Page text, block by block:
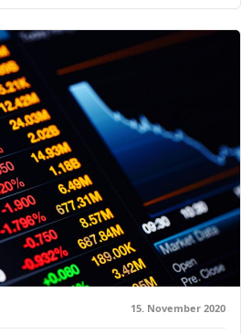
15. November 2020